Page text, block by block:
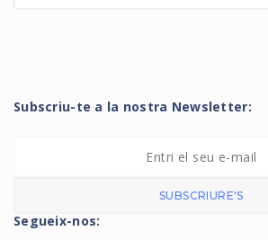
Subscriu-te a la nostra Newsletter:
SUBSCRIURE'S
Segueix-nos: